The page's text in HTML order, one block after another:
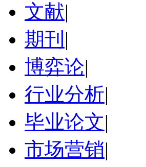
文献|
期刊 |
博弈论|
行业分析|
毕业论文|
市场营销|